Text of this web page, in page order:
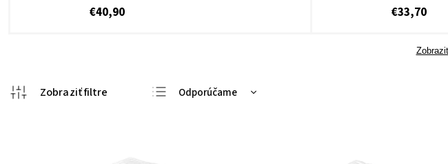
€40,90 €33,70
Odporúčame